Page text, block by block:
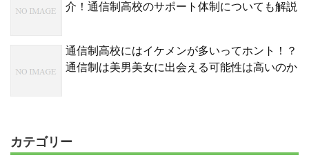
介！通信制高校のサポート体制についても解説
通信制高校にはイケメンが多いってホント！？
通信制は美男美女に出会える可能性は高いのか
カテゴリー